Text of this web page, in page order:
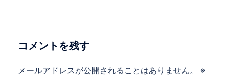
コメントを残す
メールアドレスが公開されることはありません。
※